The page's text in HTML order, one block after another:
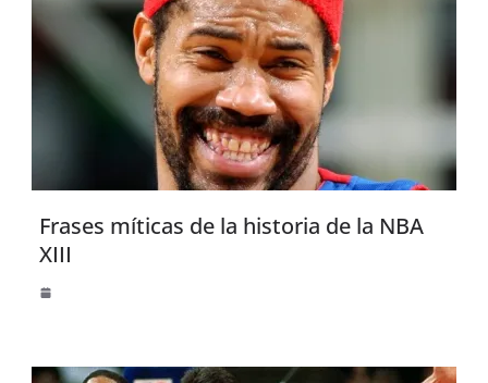
Frases míticas de la historia de la NBA
XIII